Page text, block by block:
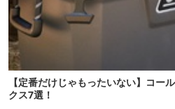
【定番だけじゃもったいない】コー
クス7選！